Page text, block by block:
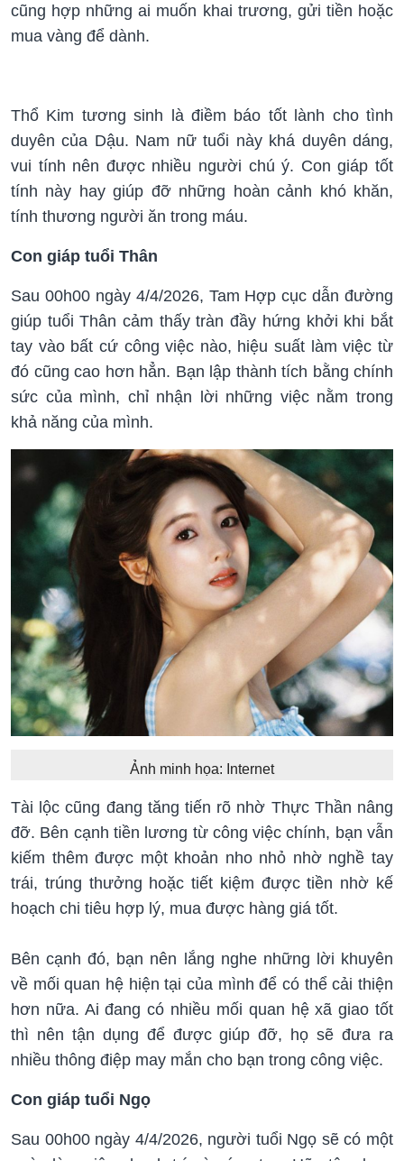
cũng hợp những ai muốn khai trương, gửi tiền hoặc
mua vàng để dành.
Thổ Kim tương sinh là điềm báo tốt lành cho tình
duyên của Dậu. Nam nữ tuổi này khá duyên dáng,
vui tính nên được nhiều người chú ý. Con giáp tốt
tính này hay giúp đỡ những hoàn cảnh khó khăn,
tính thương người ăn trong máu.
Con giáp tuổi Thân
Sau 00h00 ngày 4/4/2026, Tam Hợp cục dẫn đường
giúp tuổi Thân cảm thấy tràn đầy hứng khởi khi bắt
tay vào bất cứ công việc nào, hiệu suất làm việc từ
đó cũng cao hơn hẳn. Bạn lập thành tích bằng chính
sức của mình, chỉ nhận lời những việc nằm trong
khả năng của mình.
Ảnh minh họa: Internet
Tài lộc cũng đang tăng tiến rõ nhờ Thực Thần nâng
đỡ. Bên cạnh tiền lương từ công việc chính, bạn vẫn
kiếm thêm được một khoản nho nhỏ nhờ nghề tay
trái, trúng thưởng hoặc tiết kiệm được tiền nhờ kế
hoạch chi tiêu hợp lý, mua được hàng giá tốt.
Bên cạnh đó, bạn nên lắng nghe những lời khuyên
về mối quan hệ hiện tại của mình để có thể cải thiện
hơn nữa. Ai đang có nhiều mối quan hệ xã giao tốt
thì nên tận dụng để được giúp đỡ, họ sẽ đưa ra
nhiều thông điệp may mắn cho bạn trong công việc.
Con giáp tuổi Ngọ
Sau 00h00 ngày 4/4/2026, người tuổi Ngọ sẽ có một